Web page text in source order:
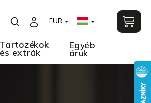
EUR
Tartozékok
és extrák
Egyéb
áruk